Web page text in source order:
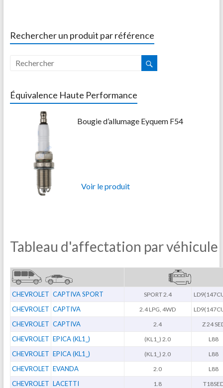
Rechercher un produit par référence
Équivalence Haute Performance
Bougie d’allumage Eyquem F54
Voir le produit
Tableau d'affectation par véhicule
CHEVROLET CAPTIVA SPORT SPORT 2.4
CHEVROLET CAPTIVA 2.4 LPG, 4WD
CHEVROLET CAPTIVA 2.4 Z 24
CHEVROLET EPICA (KL1_) (KL1_) 2.0 L88
CHEVROLET EPICA (KL1_) (KL1_) 2.0 L88
CHEVROLET EVANDA 2.0 L88
CHEVROLET LACETTI 1.8